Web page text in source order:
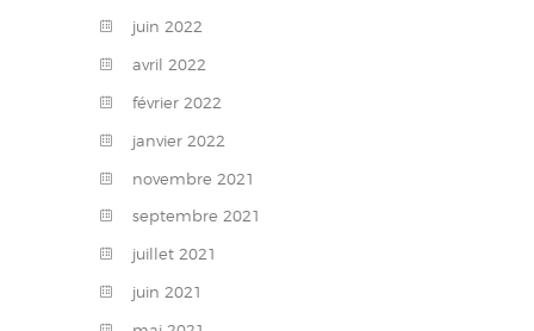
juin 2022
avril 2022
février 2022
janvier 2022
novembre 2021
septembre 2021
juillet 2021
juin 2021